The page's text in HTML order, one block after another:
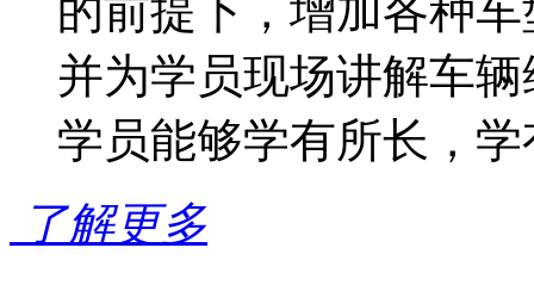
的前提下，增加各种
并为学员现场讲解车
学员能够学有所长，
了解更多